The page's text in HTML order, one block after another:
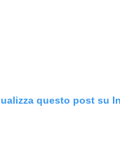
questo post su